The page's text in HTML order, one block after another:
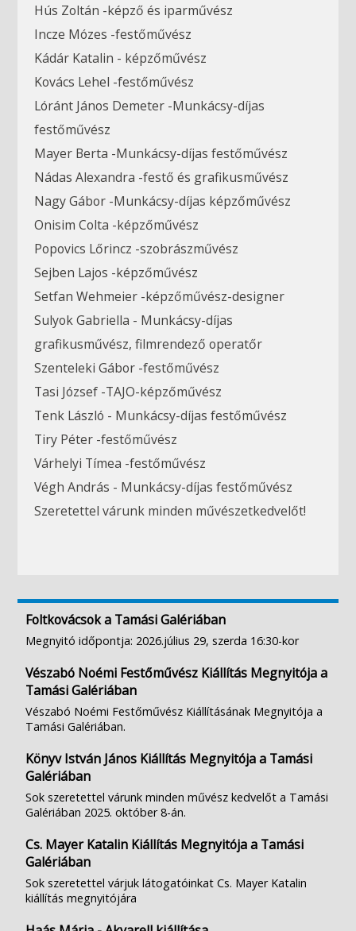
Hús Zoltán -képző és iparművész
Incze Mózes -festőművész
Kádár Katalin - képzőművész
Kovács Lehel -festőművész
Lóránt János Demeter -Munkácsy-díjas
festőművész
Mayer Berta -Munkácsy-díjas festőművész
Nádas Alexandra -festő és grafikusművész
Nagy Gábor -Munkácsy-díjas képzőművész
Onisim Colta -képzőművész
Popovics Lőrincz -szobrászművész
Sejben Lajos -képzőművész
Setfan Wehmeier -képzőművész-designer
Sulyok Gabriella - Munkácsy-díjas
grafikusművész, filmrendező operatőr
Szenteleki Gábor -festőművész
Tasi József -TAJO-képzőművész
Tenk László - Munkácsy-díjas festőművész
Tiry Péter -festőművész
Várhelyi Tímea -festőművész
Végh András - Munkácsy-díjas festőművész
Szeretettel várunk minden művészetkedvelőt!
Foltkovácsok a Tamási Galériában
Megnyitó időpontja: 2026.július 29, szerda 16:30-kor
Vészabó Noémi Festőművész Kiállítás Megnyitója a
Tamási Galériában
Vészabó Noémi Festőművész Kiállításának Megnyitója a
Tamási Galériában.
Könyv István János Kiállítás Megnyitója a Tamási
Galériában
Sok szeretettel várunk minden művész kedvelőt a Tamási
Galériában 2025. október 8-án.
Cs. Mayer Katalin Kiállítás Megnyitója a Tamási
Galériában
Sok szeretettel várjuk látogatóinkat Cs. Mayer Katalin
kiállítás megnyitójára